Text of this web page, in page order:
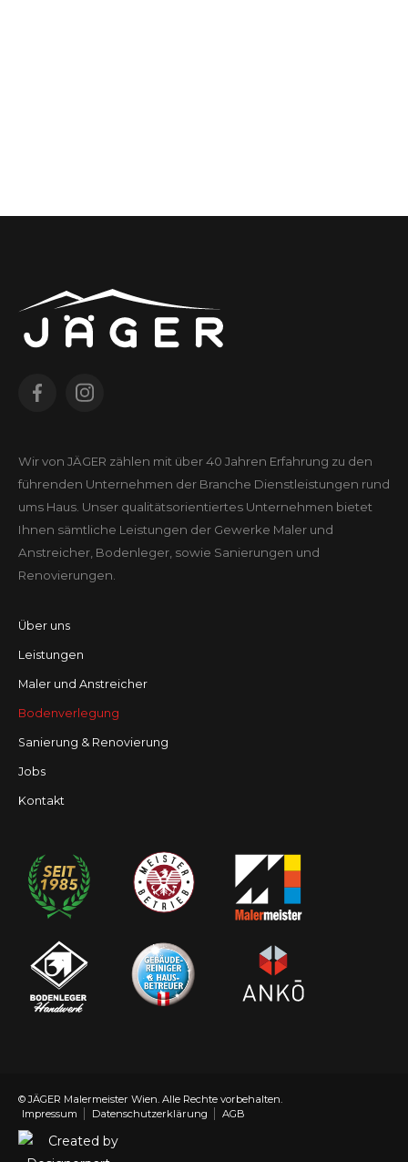
Wir von JÄGER zählen mit über 40 Jahren Erfahrung zu den
führenden Unter­nehmen der Branche Dienst­leistungen rund
ums Haus. Unser qualitäts­orientiertes Unter­nehmen bietet
Ihnen sämtliche Leistungen der Gewerke Maler und
Anstreicher, Bodenleger, sowie Sanierungen und
Renovierungen.
Über uns
Leistungen
Maler und Anstreicher
Bodenverlegung
Sanierung & Renovierung
Jobs
Kontakt
© JÄGER Malermeister Wien. Alle Rechte vorbehalten.
Impressum
Datenschutzerklärung AGB